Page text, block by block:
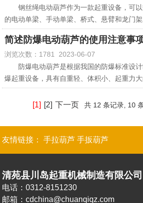
2M以上的位置。
18、应保证防爆电动葫芦有足够的润滑油，
含有杂质和污垢。
偿，使变压器电流无谓增加、导致电压升高
⑤电容器放点电阻可靠、不能断路，保证电
电容器残存代兰电荷，下次合闸很容易产生
⑥电源停电后，电容器要自动退出，否则下册
冲击。
法变化来解决的，我们需要搞清楚手扳葫芦
像手拉葫芦一样施加垂直向下的作用力，而
没有外力来抵消这种横向的力，从而导致了
们完全可以限制住手扳葫芦横向的摆动。
在操作手扳葫芦的时候，我们只需要用
只手握住手扳葫芦的“颈”部，也就是上吊钩
式来限制住横向的推力，从而保持起升的稳
后，手扳葫芦整体会受到向下的负荷，这个
推力，此时我们便可以撤出“颈”部的手了。
1、松开撞块上的螺丝钉，撞块分别置于导绳
的推动撞块移动。启动电机开始起升，卡板
到吊钩滑轮外壳上沿卷筒外壳下沿的15mm-
下降按钮，导绳器向回移动10mm左右时，停
板时，旋转拧紧螺钉。
2、下限位的调整方法与上限位的调整方法一
但吊钩须处于低处位置时，卷筒上留有3圈以
后，须进行空载试运行，检查上下限位的安
钢丝绳电动葫芦作为一款起重设备，可以
的电动单梁、手动单梁、桥式、悬臂和龙门
绳电动葫芦在安装前需要对安装环境、施工
熟悉了解，从而使得安装工作可以有序进行。
1、安装检查
电动葫芦的安装是高空作业，在安装前要检
范，部件是否完整，并记录检查结果，仔细
细节。
2、安装工作
芦的分体和单梁吊到合适的位置。
（2）在铺好轨道后，还需要制作安装车档，
（4）将小车吊起，把电动葫芦起升到合适的
动葫芦进行安装固定。
3、安装调整
简述防爆电动葫芦的使用注意事
浏览次数：1781 2023-06-07
防爆电动葫芦是根据我国的防爆标准设计
爆起重设备，具有自重轻、体积小、起重力
在使用过程中由于操作不当，导致故障时有
用过程中有哪些事项需要注意呢？
2、在起重作业之前须认真检查钢丝绳、吊钩
损；
4、对于防爆电动葫芦要定期进行检查、维修
解决；
5、每次作业完成时注意及时切断防爆电动葫
[1] [2] 下一页 共 12 条记录, 10
友情链接：手拉葫芦 手扳葫芦
清苑县川岛起重机械制造有限公司
电话：0312-8151230
邮箱：cdchina@chuanqiqz.com